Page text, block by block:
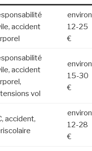
accident
environ
12-25
€
accident
vol
environ
15-30
€
accident,
environ
12-28
€